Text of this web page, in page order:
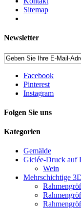
Sitemap
Newsletter
Facebook
Pinterest
Instagram
Folgen Sie uns
Kategorien
Gemälde
Giclée-Druck auf
Wein
Mehrschichtige